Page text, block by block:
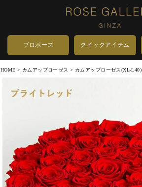
プロポーズ クイックアイテム
HOME カムアップローゼス カムアップローゼス(XL-L40)